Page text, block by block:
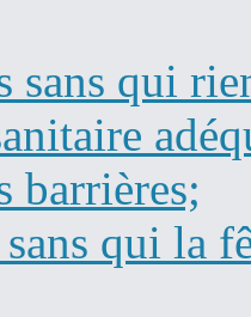
sans qui
barrières;
qui la